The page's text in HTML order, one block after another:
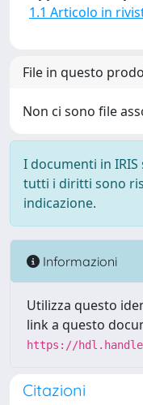
1.1 Articolo in
File in questo
Non ci sono file
I documenti in
tutti i diritti sono
indicazione.
Informazioni
Utilizza questo
link a questo
https://
Citazioni